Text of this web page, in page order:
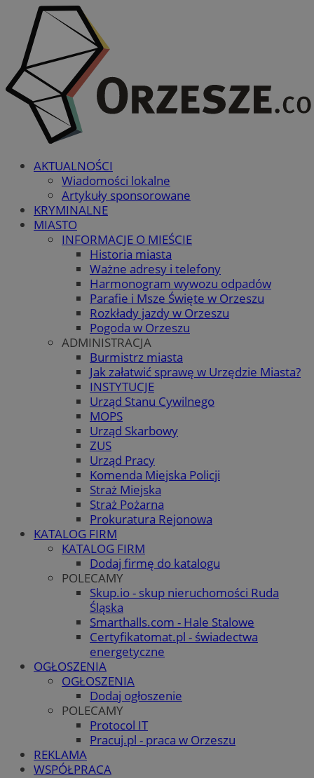
AKTUALNOŚCI
Wiadomości lokalne
Artykuły sponsorowane
KRYMINALNE
MIASTO
INFORMACJE O MIEŚCIE
Historia miasta
Ważne adresy i telefony
Harmonogram wywozu odpadów
Parafie i Msze Święte w Orzeszu
Rozkłady jazdy w Orzeszu
Pogoda w Orzeszu
ADMINISTRACJA
Burmistrz miasta
Jak załatwić sprawę w Urzędzie Miasta?
INSTYTUCJE
Urząd Stanu Cywilnego
MOPS
Urząd Skarbowy
ZUS
Urząd Pracy
Komenda Miejska Policji
Straż Miejska
Straż Pożarna
Prokuratura Rejonowa
KATALOG FIRM
KATALOG FIRM
Dodaj firmę do katalogu
POLECAMY
Skup.io - skup nieruchomości Ruda
Śląska
Smarthalls.com - Hale Stalowe
Certyfikatomat.pl - świadectwa
energetyczne
OGŁOSZENIA
OGŁOSZENIA
Dodaj ogłoszenie
POLECAMY
Protocol IT
Pracuj.pl - praca w Orzeszu
REKLAMA
WSPÓŁPRACA